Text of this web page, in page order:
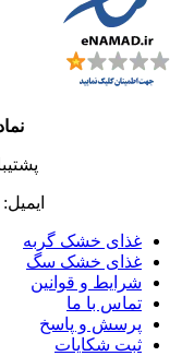
پشتیبانی:
ایمیل: petzip.ir@gmail.com
غذای خشک گربه
غذای خشک سگ
شرایط و قوانین
تماس با ما
پرسش و پاسخ
ثبت شکایات